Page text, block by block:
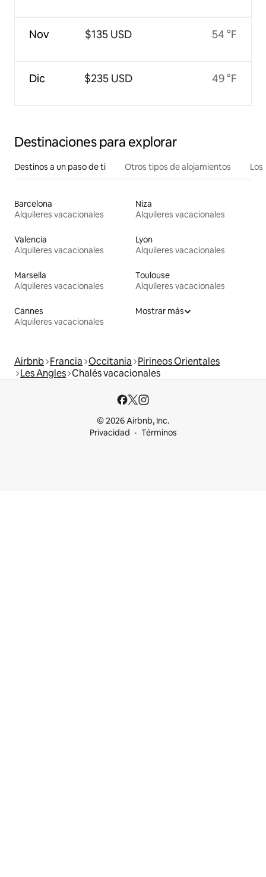
Nov
Dic
$135 USD
$235 USD
54 °F
49 °F
Destinaciones para explorar
Destinos a un paso de ti Otros tipos de alojamientos
Barcelona
Alquileres vacacionales
Niza
Alquileres vacacionales
Valencia
Alquileres vacacionales
Lyon
Alquileres vacacionales
Marsella
Alquileres vacacionales
Toulouse
Alquileres vacacionales
Cannes
Alquileres vacacionales
Mostrar más
Airbnb Francia Occitania Pirineos Orientales
Les Angles Chalés vacacionales
© 2026 Airbnb, Inc.
Privacidad
Términos